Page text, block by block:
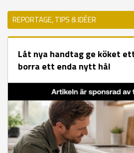
REPORTAGE, TIPS & IDÉER
Låt nya handtag ge köket
borra ett enda nytt hål